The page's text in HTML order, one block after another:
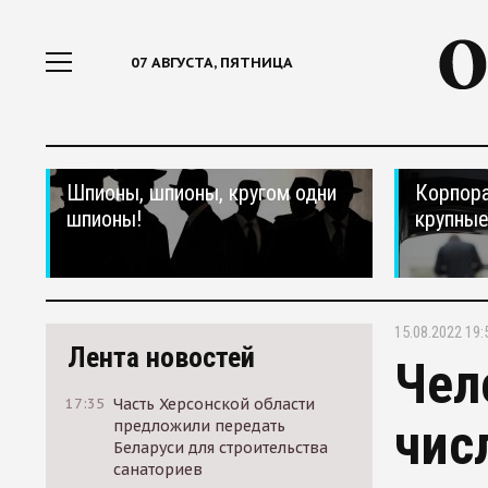
07 АВГУСТА, ПЯТНИЦА
Шпионы, шпионы, кругом одни
шпионы!
Лента новостей
17:35 Часть Херсонской области
предложили передать
Беларуси для строительства
санаториев
15.08.2022